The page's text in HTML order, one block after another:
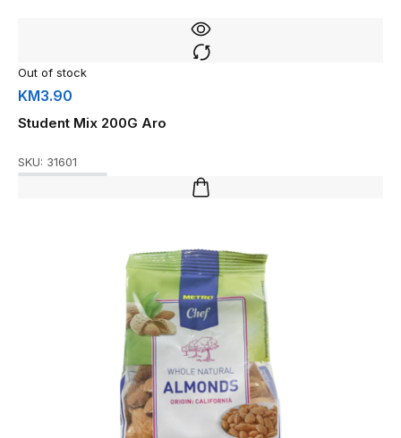
Out of stock
KM3.90
Student Mix 200G Aro
SKU: 31601